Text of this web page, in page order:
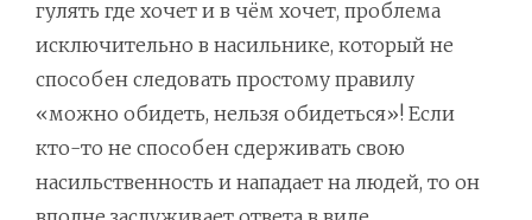
гулять где хочет и в чём хочет, проблема
исключительно в насильнике, который не
способен следовать простому правилу
«можно обидеть, нельзя обидеться»! Если
кто-то не способен сдерживать свою
насильственность и нападает на людей, то он